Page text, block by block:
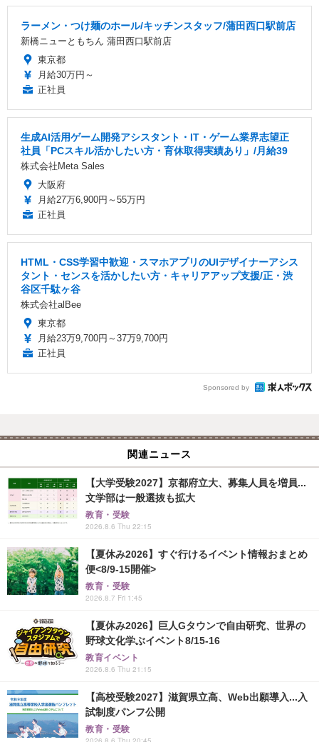
ラーメン・つけ麺のホール/キッチンスタッフ/蒲田西口駅前店
新橋ニューともちん 蒲田西口駅前店
東京都
月給30万円～
正社員
生成AI活用ゲーム開発アシスタント・IT・ゲーム業界志望正
社員「PCスキル活かしたい方・育休取得実績あり」/月給39
株式会社Meta Sales
大阪府
月給27万6,900円～55万円
正社員
HTML・CSS学習中歓迎・スマホアプリのUIデザイナーアシス
タント・センスを活かしたい方・キャリアアップ支援/正・渋
⾕区千駄ヶ⾕
株式会社alBee
東京都
月給23万9,700円～37万9,700円
正社員
Sponsored by
関連ニュース
【大学受験2027】京都府立大、募集人員を増員...
文学部は一般選抜も拡大
教育・受験
2026.8.6 Thu 22:15
【夏休み2026】すぐ行けるイベント情報おまとめ
便<8/9-15開催>
教育・受験
2026.8.7 Fri 1:45
【夏休み2026】巨人Gタウンで自由研究、世界の
野球文化学ぶイベント8/15-16
教育イベント
2026.8.6 Thu 21:15
【高校受験2027】滋賀県立高、Web出願導入...入
試制度パンフ公開
教育・受験